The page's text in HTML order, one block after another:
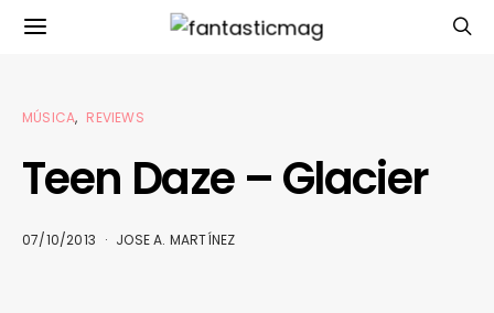
MÚSICA REVIEWS
Teen Daze – Glacier
07/10/2013 JOSE A. MARTÍNEZ